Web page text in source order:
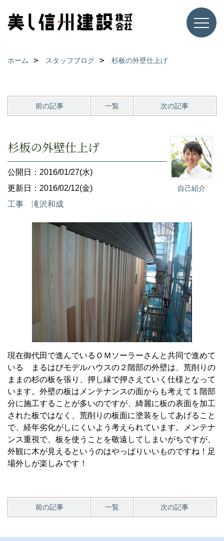
ホーム スタッフブログ 杉板の外壁仕上げ
前の記事 一覧 次の記事
自己紹介
杉板の外壁仕上げ
公開日：2016/01/27(水)
更新日：2016/02/12(金)
工事 滝沢和成
現在御代田で進んでいるＯＭソーラーさんと共同で進めて
いる まるはびモデルハウスの２階部の外壁は、荒削りの
ままの杉の板を張り、押し縁で押さえていく仕様となって
います。外壁の板はメンテナンスの面からも考えて１階部
分に施工することが多いのですが、綺麗に板の表面を加工
された板ではなく、荒削りの板面に塗装をしてあげること
で、経年劣化がしにくいよう考えられています。メンテナ
ンス重視で、板を使うことを敬遠してしまいがちですが、
外観に木が見えるというのはやっぱりいいものですね！足
場外しが楽しみです！
前の記事 一覧 次の記事